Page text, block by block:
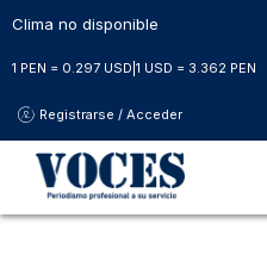
Clima no disponible
1 PEN = 0.297 USD 1 USD = 3.362 PEN
Registrarse / Acceder